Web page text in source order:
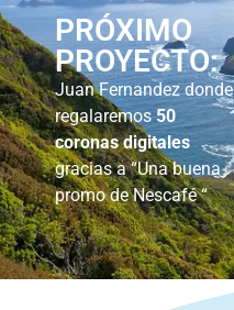
PRÓXIMO
PROYECTO:
Juan Fernandez donde
regalaremos 50
coronas digitales
gracias a “Una buena
promo de Nescafé “